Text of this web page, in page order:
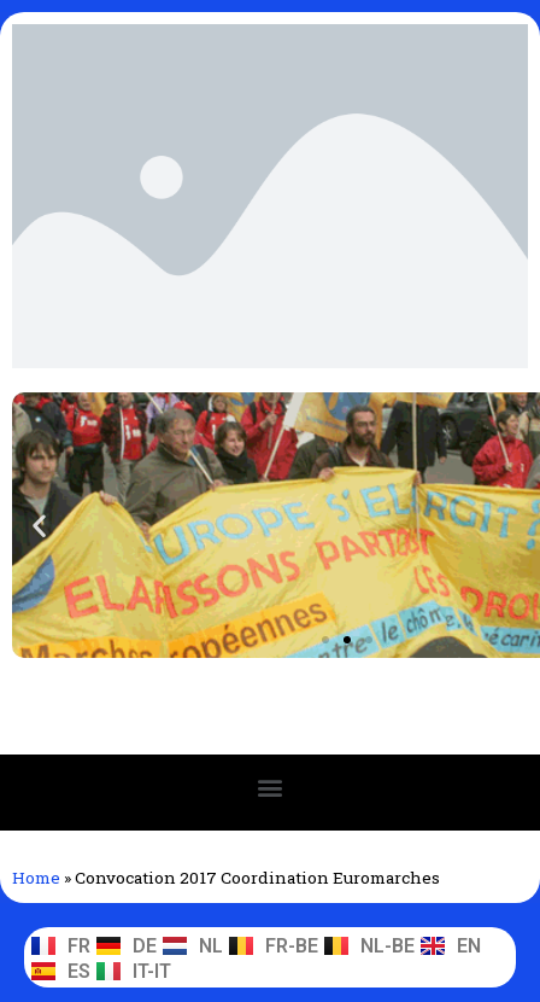
Home »Convocation 2017 Coordination Euromarches
FR DE NL FR-BE NL-BE
EN
ES
IT-IT